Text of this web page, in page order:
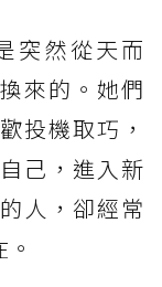
突然從天而
來的。她們
投機取巧，
己，進入新
人，卻經常